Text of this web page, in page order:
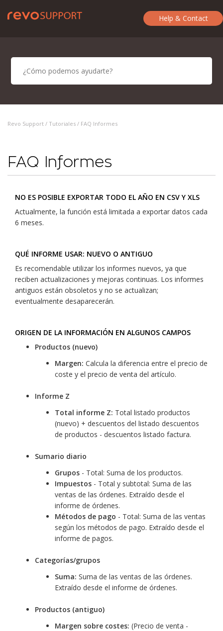
Help & Contact
Revo Support / Tutoriales / FAQ Informes
FAQ Informes
NO ES POSIBLE EXPORTAR TODO EL AÑO EN CSV Y XLS
Actualmente, la función está limitada a exportar datos cada
6 meses.
QUÉ INFORME USAR: NUEVO O ANTIGUO
Es recomendable utilizar los informes nuevos, ya que
reciben actualizaciones y mejoras continuas. Los informes
antiguos están obsoletos y no se actualizan;
eventualmente desaparecerán.
ORIGEN DE LA INFORMACIÓN EN ALGUNOS CAMPOS
Productos (nuevo)
Margen: Calcula la diferencia entre el precio de
coste y el precio de venta del artículo.
Informe Z
Total informe Z: Total listado productos
(nuevo) + descuentos del listado descuentos
de productos - descuentos listado factura.
Sumario diario
Grupos - Total: Suma de los productos.
Impuestos - Total y subtotal: Suma de las
ventas de las órdenes. Extraído desde el
informe de órdenes.
Métodos de pago - Total: Suma de las ventas
según los métodos de pago. Extraído desde el
informe de pagos.
Categorías/grupos
Suma: Suma de las ventas de las órdenes.
Extraído desde el informe de órdenes.
Productos (antiguo)
Margen sobre costes: (Precio de venta -